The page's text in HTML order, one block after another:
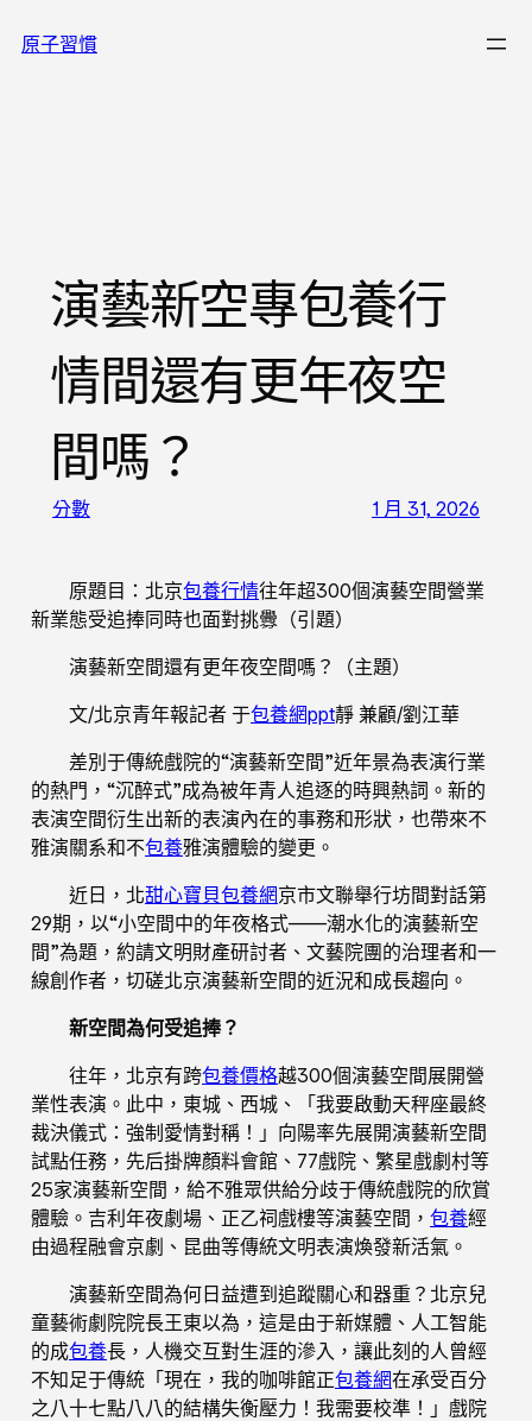
至原子習慣
演藝新空專包養行
情間還有更年夜空
間嗎？
分數 1 月 31, 2026
原題目：北京包養行情往年超300個演藝空間營業
新業態受追捧同時也面對挑釁（引題）
演藝新空間還有更年夜空間嗎？（主題）
文/北京青年報記者 于包養網ppt靜 兼顧/劉江華
差別于傳統戲院的“演藝新空間”近年景為表演行業
的熱門，“沉醉式”成為被年青人追逐的時興熱詞。新的
表演空間衍生出新的表演內在的事務和形狀，也帶來不
雅演關系和不包養雅演體驗的變更。
近日，北甜心寶貝包養網京市文聯舉行坊間對話第
29期，以“小空間中的年夜格式——潮水化的演藝新空
間”為題，約請文明財產研討者、文藝院團的治理者和一
線創作者，切磋北京演藝新空間的近況和成長趨向。
新空間為何受追捧？
往年，北京有跨包養價格越300個演藝空間展開營
業性表演。此中，東城、西城、「我要啟動天秤座最終
裁決儀式：強制愛情對稱！」向陽率先展開演藝新空間
試點任務，先后掛牌顏料會館、77戲院、繁星戲劇村等
25家演藝新空間，給不雅眾供給分歧于傳統戲院的欣賞
體驗。吉利年夜劇場、正乙祠戲樓等演藝空間， 包養經
由過程融會京劇、昆曲等傳統文明表演煥發新活氣。
演藝新空間為何日益遭到追蹤關心和器重？北京兒
童藝術劇院院長王東以為，這是由于新媒體、人工智能
的成包養長，人機交互對生涯的滲入，讓此刻的人曾經
不知足于傳統「現在，我的咖啡館正包養網在承受百分
之八十七點八八的結構失衡壓力！我需要校準！」戲院